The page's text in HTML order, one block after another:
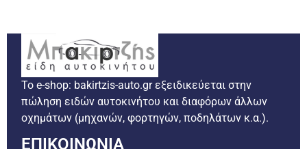
Το e-shop: bakirtzis-auto.gr εξειδικεύεται στην
πώληση ειδών αυτοκινήτου και διαφόρων άλλων
οχημάτων (μηχανών, φορτηγών, ποδηλάτων κ.α.).
ΕΠΙΚΟΙΝΩΝΙΑ